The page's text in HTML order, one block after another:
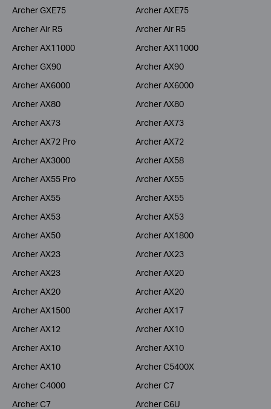
Archer GXE75
Archer AXE75
Archer Air R5
Archer Air R5
Archer AX11000
Archer AX11000
Archer GX90
Archer AX90
Archer AX6000
Archer AX6000
Archer AX80
Archer AX80
Archer AX73
Archer AX73
Archer AX72 Pro
Archer AX72
Archer AX3000
Archer AX58
Archer AX55 Pro
Archer AX55
Archer AX55
Archer AX55
Archer AX53
Archer AX53
Archer AX50
Archer AX1800
Archer AX23
Archer AX23
Archer AX23
Archer AX20
Archer AX20
Archer AX20
Archer AX1500
Archer AX17
Archer AX12
Archer AX10
Archer AX10
Archer AX10
Archer AX10
Archer C5400X
Archer C4000
Archer C7
Archer C7
Archer C6U